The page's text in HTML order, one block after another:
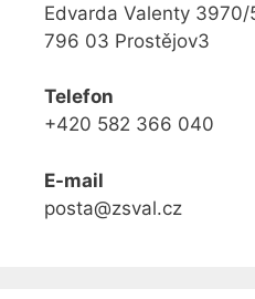
Edvarda Valenty 3970/
796 03 Prostějov3
Telefon
+420 582 366 040
E-mail
posta@zsval.cz